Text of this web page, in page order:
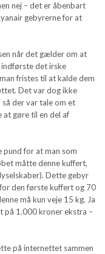
nej – det er åbenbart
gebyrerne for at
når det gælder om at
det irske
fristes til at kalde dem
Det var dog ikke
der var tale om et
gøre til en del af
for at man som
måtte denne kuffert,
Dette gebyr
den første kuffert og 70
må kun veje 15 kg. Ja
på 1.000 kroner ekstra –
på internettet sammen